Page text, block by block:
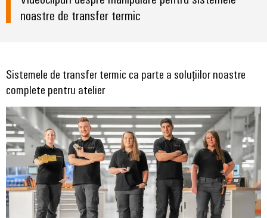
noastre de transfer termic
Sistemele de transfer termic ca parte a soluțiilor noastre
complete pentru atelier